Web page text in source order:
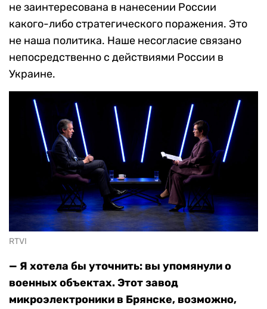
не заинтересована в нанесении России
какого-либо стратегического поражения. Это
не наша политика. Наше несогласие связано
непосредственно с действиями России в
Украине.
RTVI
— Я хотела бы уточнить: вы упомянули о
военных объектах. Этот завод
микроэлектроники в Брянске, возможно,